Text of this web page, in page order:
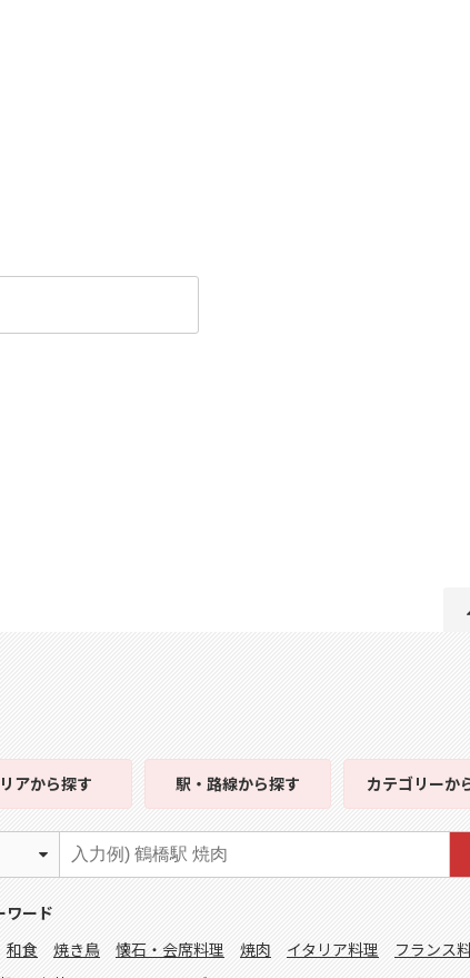
アから探す 駅・路線から探す カテゴリーか
ワード
和食 焼き鳥 懐石・会席料理 焼肉 イタリア料理
フランス